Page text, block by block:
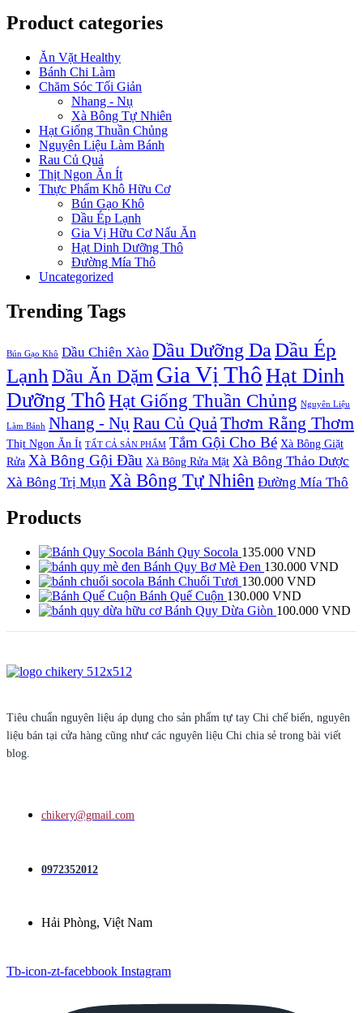
Product categories
Ăn Vặt Healthy
Bánh Chi Làm
Chăm Sóc Tối Giản
Nhang - Nụ
Xà Bông Tự Nhiên
Hạt Giống Thuần Chủng
Nguyên Liệu Làm Bánh
Rau Củ Quả
Thịt Ngon Ăn Ít
Thực Phẩm Khô Hữu Cơ
Bún Gạo Khô
Dầu Ép Lạnh
Gia Vị Hữu Cơ Nấu Ăn
Hạt Dinh Dưỡng Thô
Đường Mía Thô
Uncategorized
Trending Tags
Bún Gạo Khô Dầu Chiên Xào Dầu Dưỡng Da Dầu Ép
Lạnh Dầu Ăn Dặm Gia Vị ThôHạt Dinh
Dưỡng ThôHạt Giống Thuần Chủng Nguyên Liệu
Làm Bánh Nhang - Nụ Rau Củ Quả Thơm Rằng Thơm
Thịt Ngon Ăn Ít TẤT CẢ SẢN PHẨM Tắm Gội Cho Bé Xà Bông Giặt
Rửa Xà Bông Gội Đầu Xà Bông Rửa Mặt Xà Bông Thảo Dược
Xà Bông Trị Mụn Xà Bông Tự Nhiên Đường Mía Thô
Products
Bánh Quy Socola 135.000 VND
Bánh Quy Bơ Mè Đen 130.000 VND
Bánh Chuối Tươi 130.000 VND
Bánh Quế Cuộn 130.000 VND
Bánh Quy Dừa Giòn 100.000 VND
Tiêu chuẩn nguyên liệu áp dụng cho sản phẩm tự tay Chi chế biến, nguyên
liệu bán tại cửa hàng cũng như các nguyên liệu Chi chia sẻ trong bài viết
blog.
chikery@gmail.com
0972352012
Hải Phòng, Việt Nam
Tb-icon-zt-facebbook Instagram